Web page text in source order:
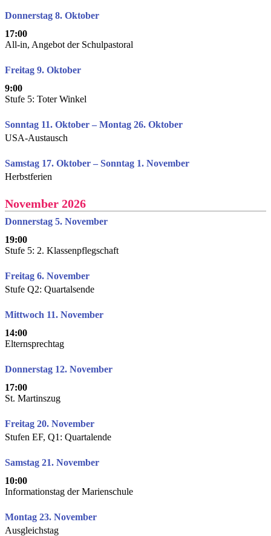
Donnerstag 8. Oktober
17:00
All-in, Angebot der Schulpastoral
Freitag 9. Oktober
9:00
Stufe 5: Toter Winkel
Sonntag 11. Oktober – Montag 26. Oktober
USA-Austausch
Samstag 17. Oktober – Sonntag 1. November
Herbstferien
November 2026
Donnerstag 5. November
19:00
Stufe 5: 2. Klassenpflegschaft
Freitag 6. November
Stufe Q2: Quartalsende
Mittwoch 11. November
14:00
Elternsprechtag
Donnerstag 12. November
17:00
St. Martinszug
Freitag 20. November
Stufen EF, Q1: Quartalende
Samstag 21. November
10:00
Informationstag der Marienschule
Montag 23. November
Ausgleichstag